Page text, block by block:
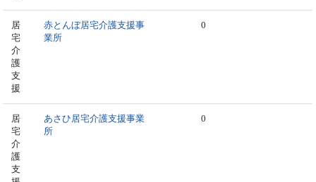
居
宅
介
護
支
援
赤とんぼ居宅介護支援事
業所
0
居
宅
介
護
支
あさひ居宅介護支援事業
所
0